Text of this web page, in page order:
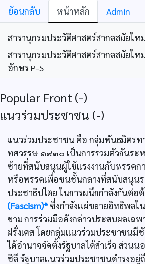
ย้อนกลับ หน้าหลัก Admin
สารานุกรมประวัติศาสตร์สากลสมัยใหม่
สารานุกรมประวัติศาสตร์สากลสมัยให
อักษร P-S
Popular Front (-)
แนวร่วมประชาชน (-)
แนวร่วมประชาชน คือ กลุ่มพันธมิตรทา
ทศวรรษ ๑๙๓๐ เป็นการรวมตัวกันระ
ซ้ายที่สนับสนุนผู้ใช้แรงงานกับพรรคกา
หรือพรรคเพื่อชนชั้นกลางที่สนับสนุน
ประชาธิปไตย ในการผนึกกำลังกันต่อ
(Fascism)* ซึ่งกำลังแผ่ขยายอิทธิพลใ
ขาม การร่วมมือดังกล่าวประสบผลเฉพ
ฝรั่งเศส โดยกลุ่มแนวร่วมประชาชนมีชั
ได้อำนาจจัดตั้งรัฐบาลได้สำเร็จ ส่วนน
ชิลี รัฐบาลแนวร่วมประชาชนดำรงอยู่